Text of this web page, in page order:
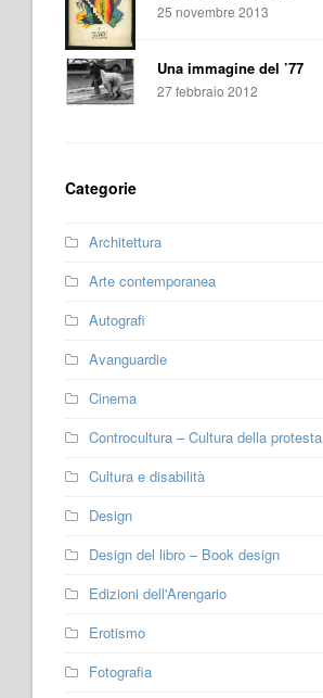
25 novembre 2013
Una immagine del ’77
27 febbraio 2012
Categorie
Architettura
Arte contemporanea
Autografi
Avanguardie
Cinema
Controcultura – Cultura della protesta
Cultura e disabilità
Design
Design del libro – Book design
Edizioni dell'Arengario
Erotismo
Fotografia